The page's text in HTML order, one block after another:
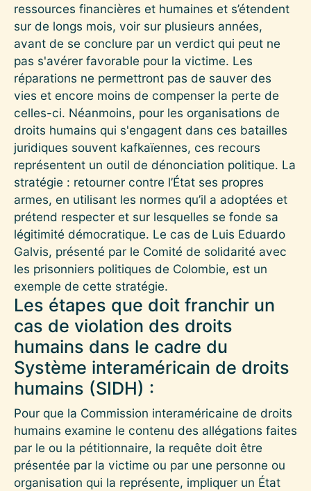
ressources financières et humaines et s’étendent
sur de longs mois, voir sur plusieurs années,
avant de se conclure par un verdict qui peut ne
pas s'avérer favorable pour la victime. Les
réparations ne permettront pas de sauver des
vies et encore moins de compenser la perte de
celles-ci. Néanmoins, pour les organisations de
droits humains qui s'engagent dans ces batailles
juridiques souvent kafkaïennes, ces recours
représentent un outil de dénonciation politique. La
stratégie : retourner contre l’État ses propres
armes, en utilisant les normes qu’il a adoptées et
prétend respecter et sur lesquelles se fonde sa
légitimité démocratique. Le cas de Luis Eduardo
Galvis, présenté par le Comité de solidarité avec
les prisonniers politiques de Colombie, est un
exemple de cette stratégie.
Les étapes que doit franchir un
cas de violation des droits
humains dans le cadre du
Système interaméricain de droits
humains (SIDH) :
Pour que la Commission interaméricaine de droits
humains examine le contenu des allégations faites
par le ou la pétitionnaire, la requête doit être
présentée par la victime ou par une personne ou
organisation qui la représente, impliquer un État